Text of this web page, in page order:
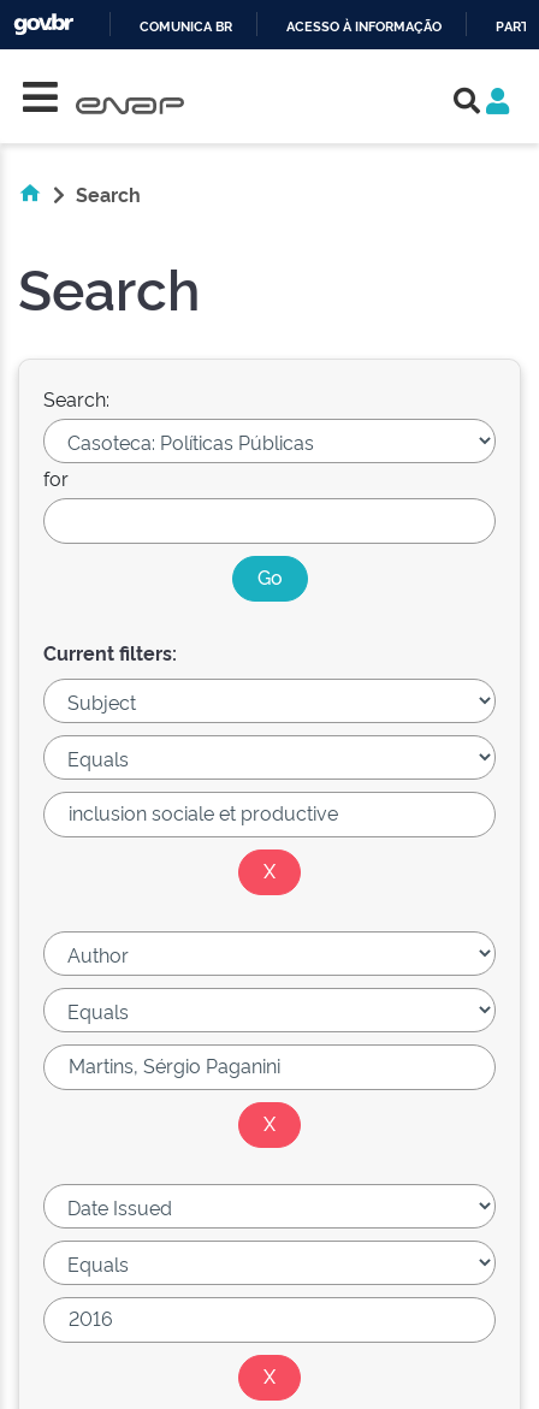
COMUNICA BR ACESSO À INFORMAÇÃO
Search
Search
Search:
for
Current filters: